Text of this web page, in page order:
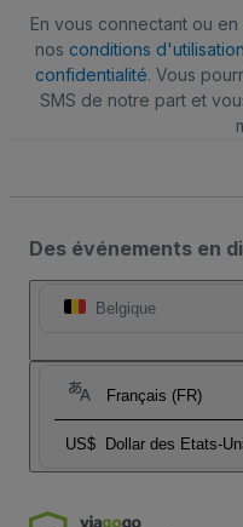
En vous connectant ou
nos conditions d'utilisation
confidentialité. Vous
SMS de notre part et
Des événements en
Belgique
Français (FR)
US$ Dollar des Etats-